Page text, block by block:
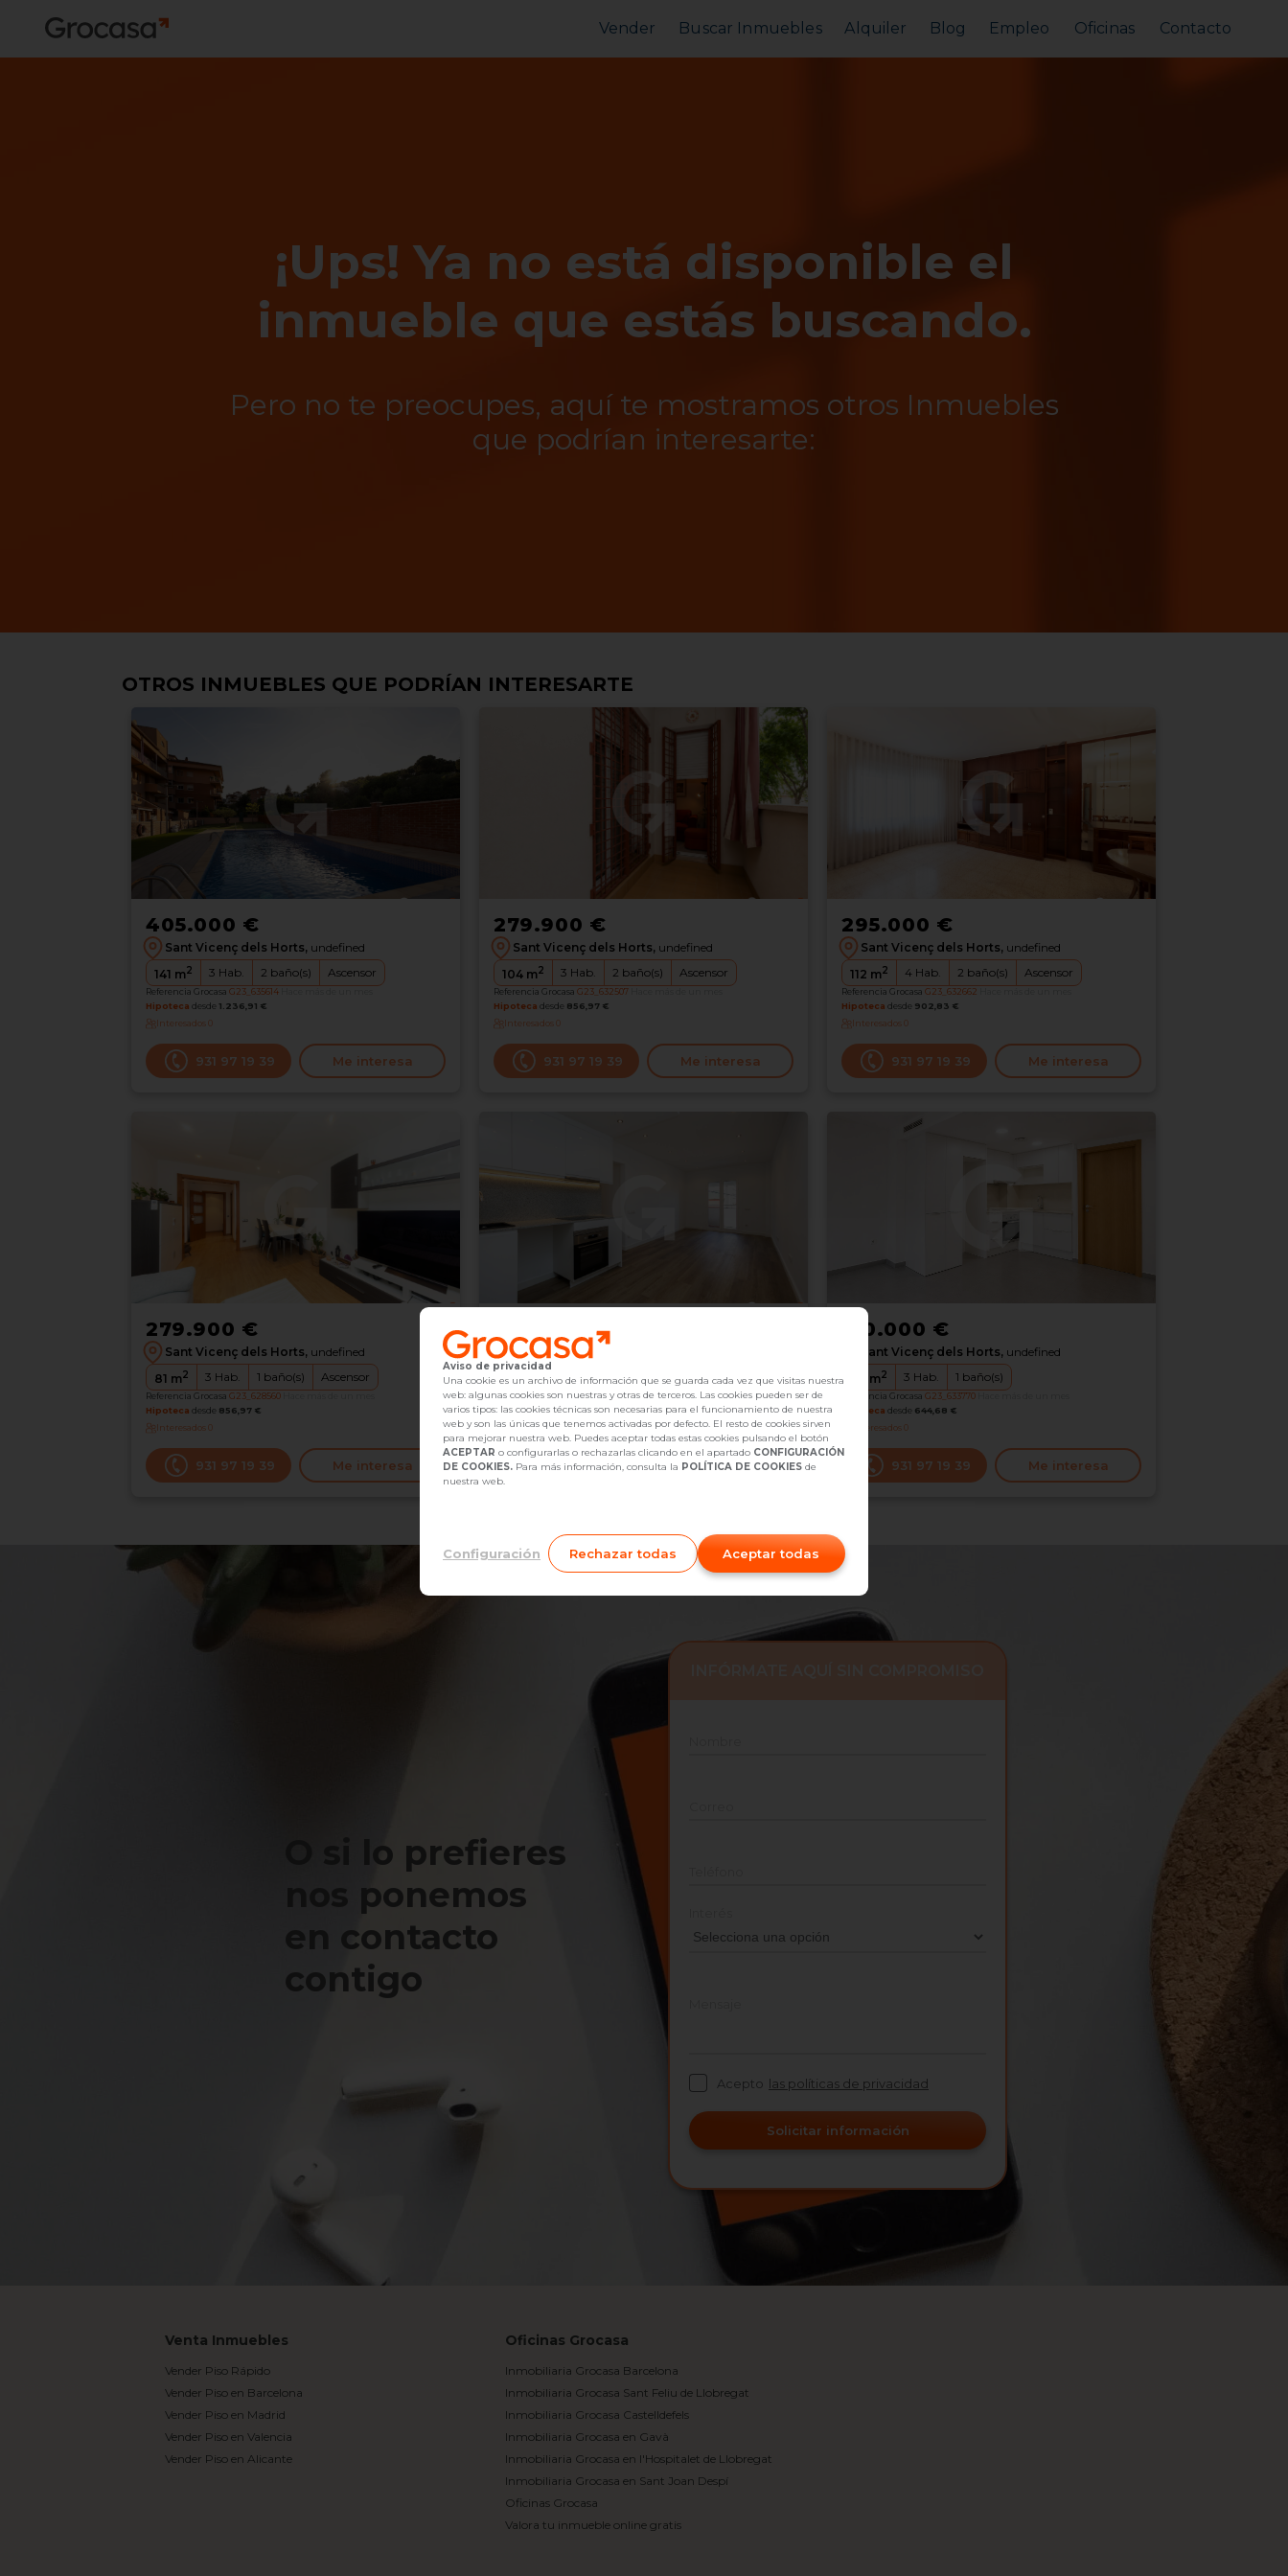
Vender Buscar Inmuebles Alquiler Blog Empleo Oficinas Contacto
¡Ups! Ya no está disponible el
inmueble que estás buscando.
Pero no te preocupes, aquí te mostramos otros Inmuebles
que podrían interesarte:
OTROS INMUEBLES QUE PODRÍAN INTERESARTE
405.000 €
Sant Vicenç dels Horts, undefined
141 m2 3 Hab. 2 baño(s) Ascensor
Referencia Grocasa G23_635614
Hipoteca desde 1.236,91 €
Interesados0
931 97 19 39 Me interesa
279.900 €
Sant Vicenç dels Horts, undefined
104m2 3 Hab. 2 baño(s) Ascensor
Referencia Grocasa G23_632507
Hipoteca desde 856,97 €
Interesados0
931 97 19 39 Me interesa
295.000 €
Sant Vicenç dels Horts, undefined
112 m2 4 Hab. 2 baño(s) Ascensor
Referencia Grocasa G23_632662
Hipoteca desde 902,83 €
Interesados0
931 97 19 39 Me interesa
279.900 €
Sant Vicenç dels Horts, undefined
81 m2 3 Hab. 1 baño(s) Ascensor
Referencia Grocasa G23_628560
Hipoteca desde 856,97 €
Interesados0
931 97 19 39 Me interesa
279.000 €
Sant Vicenç dels Horts,
79m 3Hab. 2baño(s) Ascensor
Referencia GrocasaG23_628468Hace más de un mes
Hipotecadesde854,24 €
Interesados0
931 97 19 39 Me interesa
210.000 €
Sant Vicenç dels Horts, undefined
m2 3 Hab. 1 baño(s)
Referencia Grocasa G23_633770
Hipoteca desde 644,68 €
Interesados0
931 97 19 39 Me interesa
O si lo prefieres
nos ponemos
en contacto
contigo
Acepto las políticas de privacidad
Solicitar información
Venta Inmuebles
Vender Piso Rápido
Vender Piso en Barcelona
Vender Piso en Madrid
Vender Piso en Valencia
Vender Piso en Alicante
Oficinas Grocasa
Inmobiliaria Grocasa Barcelona
Inmobiliaria Grocasa Sant Feliu de Llobregat
Inmobiliaria Grocasa Castelldefels
Inmobiliaria Grocasa en Gavà
Inmobiliaria Grocasa en l'Hospitalet de Llobregat
Inmobiliaria Grocasa en Sant Joan Despí
Oficinas Grocasa
Valora tu inmueble online gratis
Aviso de privacidad
Una cookie es un archivo de información que se guarda cada vez que visitas nuestra
web: algunas cookies son nuestras y otras de terceros. Las cookies pueden ser de
varios tipos: las cookies técnicas son necesarias para el funcionamiento de nuestra
web y son las únicas que tenemos activadas por defecto. El resto de cookies sirven
para mejorar nuestra web. Puedes aceptar todas estas cookies pulsando el botón
ACEPTAR o configurarlas o rechazarlas clicando en el apartado CONFIGURACIÓN
DE COOKIES. Para más información, consulta la POLÍTICA DE COOKIES de
nuestra web.
Configuración Rechazar todas Aceptar todas